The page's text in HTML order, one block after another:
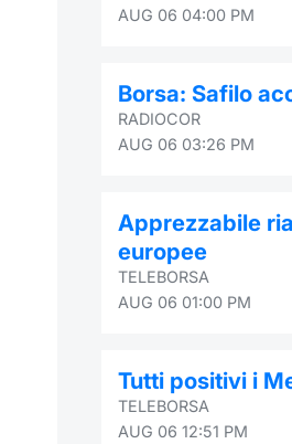
AUG 06 04:00 PM
Borsa: Safilo
RADIOCOR
AUG 06 03:26 PM
Apprezzabile
europee
TELEBORSA
AUG 06 01:00 PM
Tutti positivi i
TELEBORSA
AUG 06 12:51 PM